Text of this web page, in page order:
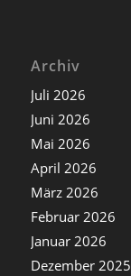
Archiv
Juli 2026
Juni 2026
Mai 2026
April 2026
März 2026
Februar 2026
Januar 2026
Dezember 2025